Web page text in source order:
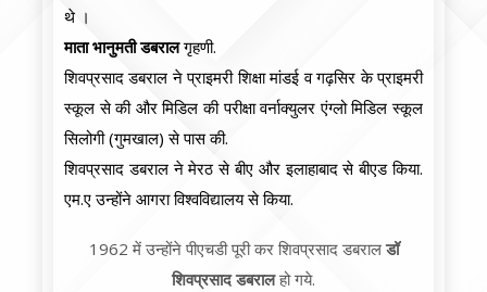
थे ।
माता भानुमती डबरालगृहणी.
शिवप्रसाद डबराल ने प्राइमरी शिक्षा मांडई व गढ़सिर के प्राइमरी
स्कूल से की और मिडिल की परीक्षा वर्नाक्युलर एंग्लो मिडिल स्कूल
सिलोगी (गुमखाल) से पास की.
शिवप्रसाद डबराल ने मेरठ से बीए और इलाहाबाद से बीएड किया.
एम.ए उन्होंने आगरा विश्वविद्यालय से किया.
1962 में उन्होंने पीएचडी पूरी कर शिवप्रसाद डबरालडॉ
शिवप्रसाद डबरालहो गये.